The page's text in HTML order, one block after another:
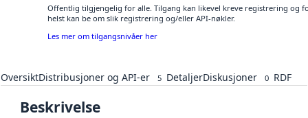
Offentlig tilgjengelig for alle. Tilgang kan likevel kreve registrering og
helst kan be om slik registrering og/eller API-nøkler.
Les mer om tilgangsnivåer her
OversiktDistribusjoner og API-er 5 DetaljerDiskusjoner 0 RDF
Beskrivelse